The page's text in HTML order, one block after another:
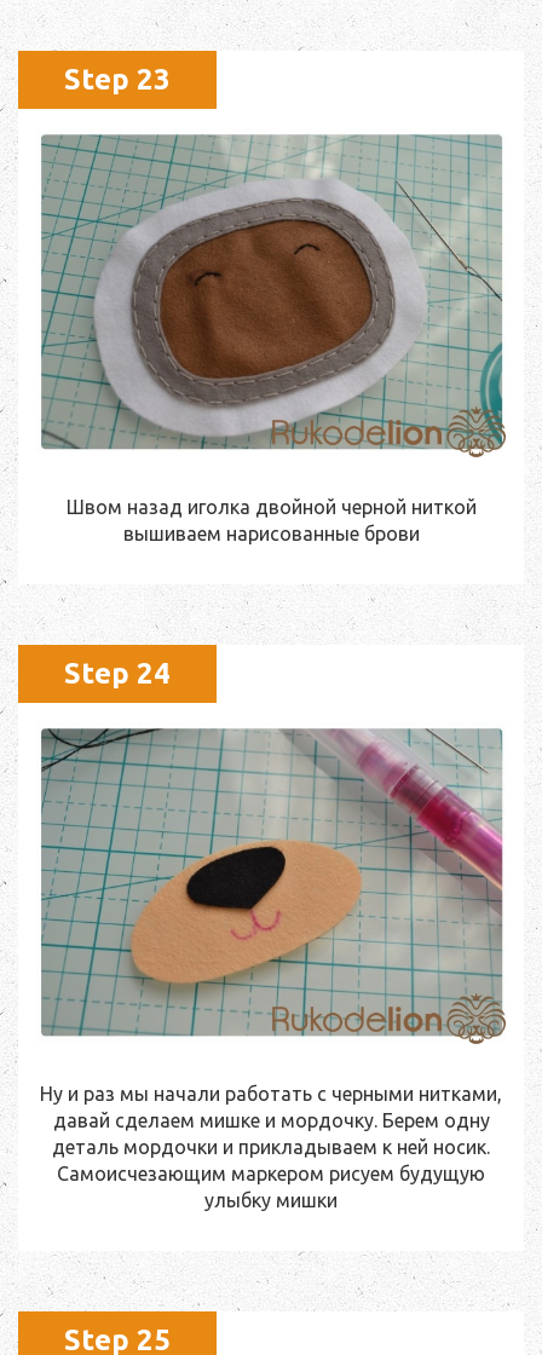
Step 23
Швом назад иголка двойной черной ниткой
вышиваем нарисованные брови
Step 24
Ну и раз мы начали работать с черными нитками,
давай сделаем мишке и мордочку. Берем одну
деталь мордочки и прикладываем к ней носик.
Самоисчезающим маркером рисуем будущую
улыбку мишки
Step 25